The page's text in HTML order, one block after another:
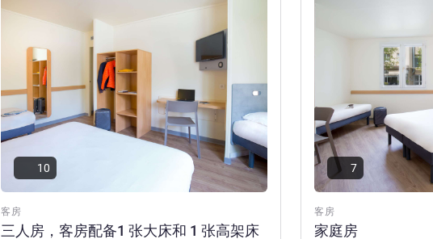
客房
三人房，客房配备1 张大床和 1 张高架床
10
客房
家庭房
7